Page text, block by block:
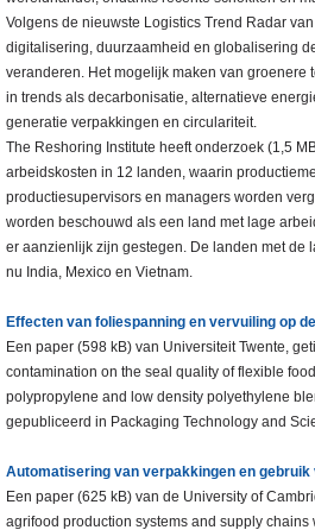
Volgens de nieuwste Logistics Trend Radar
digitalisering, duurzaamheid en globalisering
veranderen. Het mogelijk maken van groenere
in trends als decarbonisatie, alternatieve
generatie verpakkingen en circulariteit.
The Reshoring Institute heeft onderzoek (1,5
arbeidskosten in 12 landen, waarin
productiesupervisors en managers worden
worden beschouwd als een land met lage
er aanzienlijk zijn gestegen. De landen met de
nu India, Mexico en Vietnam.
Effecten van foliespanning en vervuiling op
Een paper (598 kB) van Universiteit Twente,
contamination on the seal quality of flexible
polypropylene and low density polyethylene
gepubliceerd in Packaging Technology and
Automatisering van verpakkingen en gebruik
Een paper (625 kB) van de University of
agrifood production systems and supply